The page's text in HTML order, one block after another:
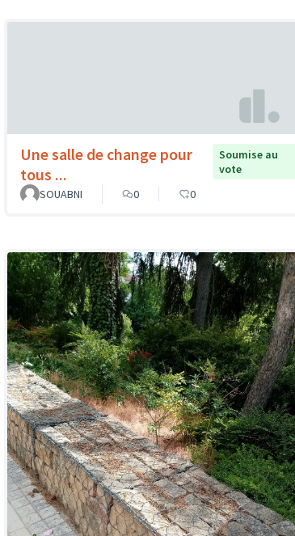
Une salle de change pour
tous ...
Soumise au
vote
SOUABNI
0 0